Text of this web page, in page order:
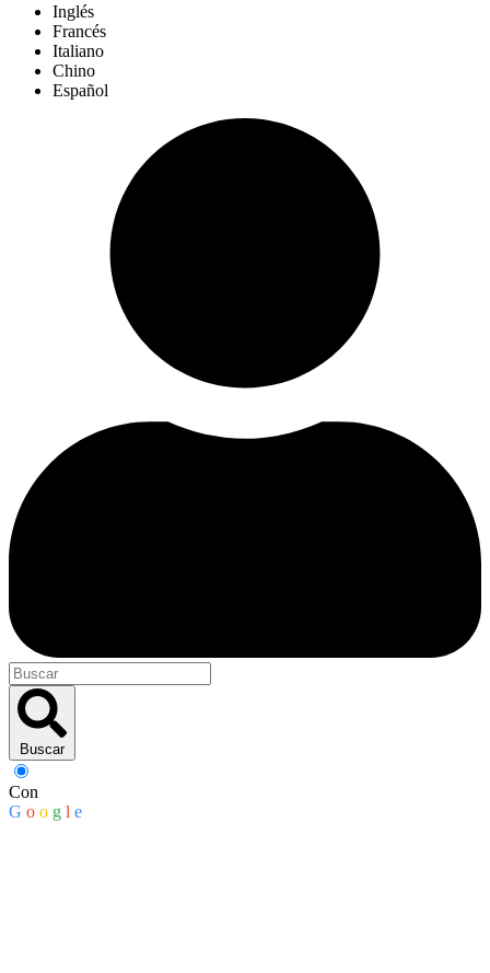
Inglés
Francés
Italiano
Chino
Español
Buscar
Con
G o o g l e